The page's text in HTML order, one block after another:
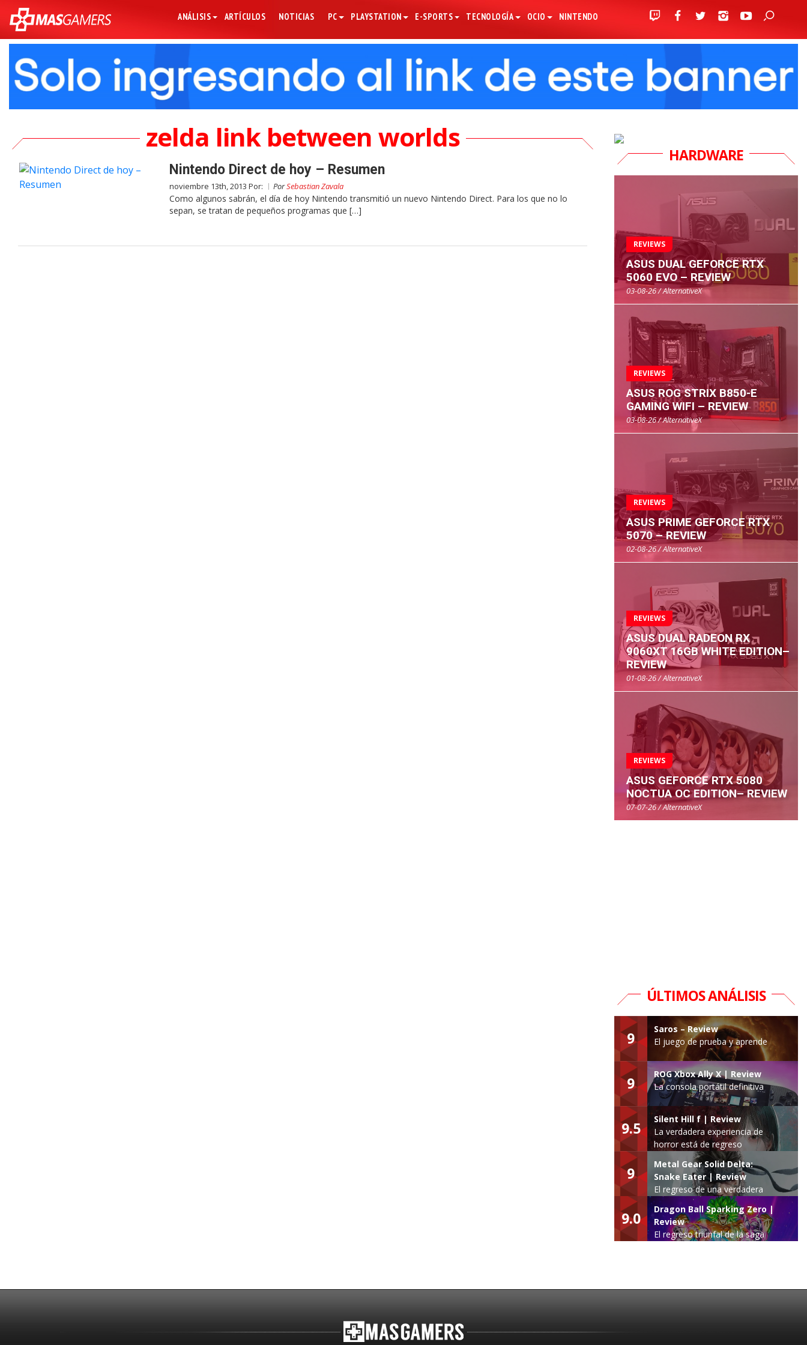
ANÁLISIS ARTÍCULOS NOTICIAS PC PLAYSTATION E-SPORTS TECNOLOGÍA OCIO NINTENDO
zelda link between worlds
Nintendo Direct de hoy – Resumen
noviembre 13th, 2013 Por: PorSebastian Zavala
Como algunos sabrán, el día de hoy Nintendo transmitió un nuevo Nintendo Direct. Para los que no lo
sepan, se tratan de pequeños programas que […]
HARDWARE
REVIEWS
ASUS DUAL GEFORCE RTX
5060 EVO – REVIEW
03-08-26 / AlternativeX
REVIEWS
ASUS ROG STRIX B850-E
GAMING WIFI – REVIEW
03-08-26 / AlternativeX
REVIEWS
ASUS PRIME GEFORCE RTX
5070 – REVIEW
02-08-26 / AlternativeX
REVIEWS
ASUS DUAL RADEON RX
9060XT 16GB WHITE EDITION–
REVIEW
01-08-26 / AlternativeX
REVIEWS
ASUS GEFORCE RTX 5080
NOCTUA OC EDITION– REVIEW
07-07-26 / AlternativeX
ÚLTIMOS ANÁLISIS
9
Saros – Review
El juego de prueba y aprende
9
ROG Xbox Ally X | Review
La consola portátil definitiva
9.5
Silent Hill f | Review
La verdadera experiencia de
horror está de regreso
9
Metal Gear Solid Delta:
Snake Eater | Review
El regreso de una verdadera
leyenda
9.0
Dragon Ball Sparking Zero |
Review
El regreso triunfal de la saga